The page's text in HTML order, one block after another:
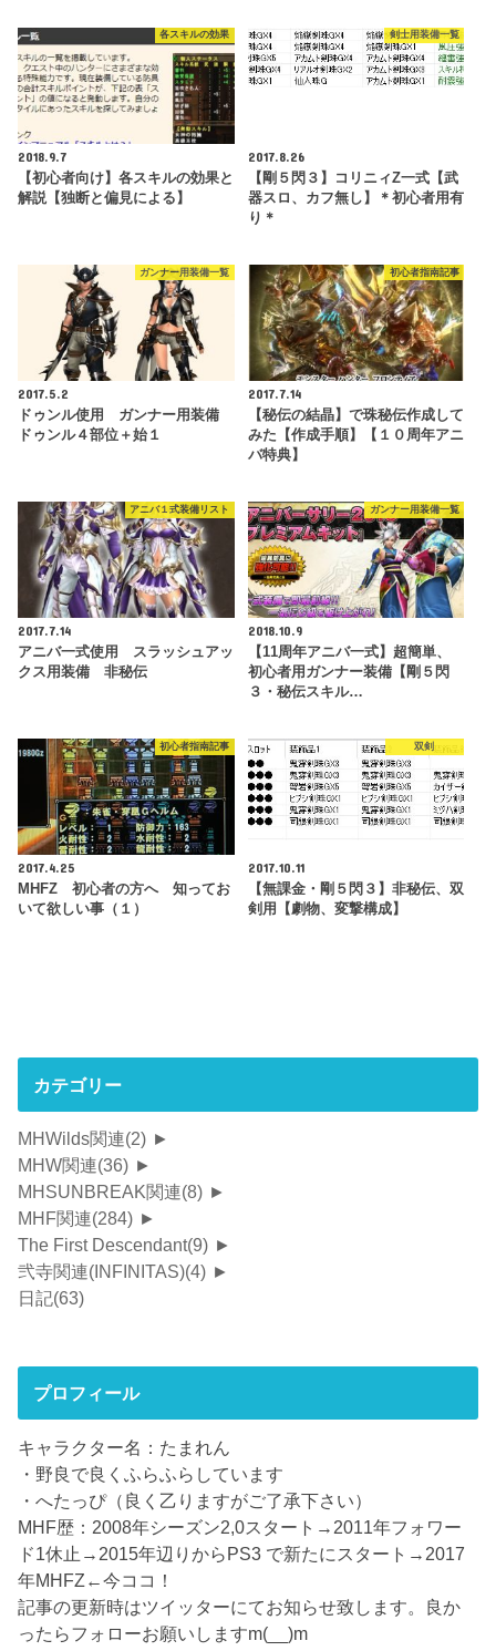
各スキルの効果
2018.9.7
【初心者向け】各スキルの効果と
解説【独断と偏見による】
剣士用装備一覧
2017.8.26
【剛５閃３】コリニィZ一式【武
器スロ、カフ無し】＊初心者用有
り＊
ガンナー用装備一覧
2017.5.2
ドゥンル使用 ガンナー用装備
ドゥンル４部位＋始１
初心者指南記事
2017.7.14
【秘伝の結晶】で珠秘伝作成して
みた【作成手順】【１０周年アニ
バ特典】
アニバ１式装備リスト
2017.7.14
アニバ一式使用 スラッシュアッ
クス用装備 非秘伝
ガンナー用装備一覧
2018.10.9
【11周年アニバ一式】超簡単、
初心者用ガンナー装備【剛５閃
３・秘伝スキル…
初心者指南記事
2017.4.25
MHFZ 初心者の方へ 知ってお
いて欲しい事（１）
双剣
2017.10.11
【無課金・剛５閃３】非秘伝、双
剣用【劇物、変撃構成】
カテゴリー
MHWilds関連(2) ►
MHW関連(36) ►
MHSUNBREAK関連(8) ►
MHF関連(284) ►
The First Descendant(9) ►
弐寺関連(INFINITAS)(4) ►
日記(63)
プロフィール
キャラクター名：たまれん
・野良で良くふらふらしています
・へたっぴ（良く乙りますがご了承下さい）
MHF歴：2008年シーズン2,0スタート→2011年フォワー
ド1休止→2015年辺りからPS3 で新たにスタート→2017
年MHFZ←今ココ！
記事の更新時はツイッターにてお知らせ致します。良か
ったらフォローお願いしますm(__)m